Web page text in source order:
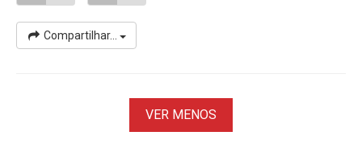
Compartilhar...
VER MENOS